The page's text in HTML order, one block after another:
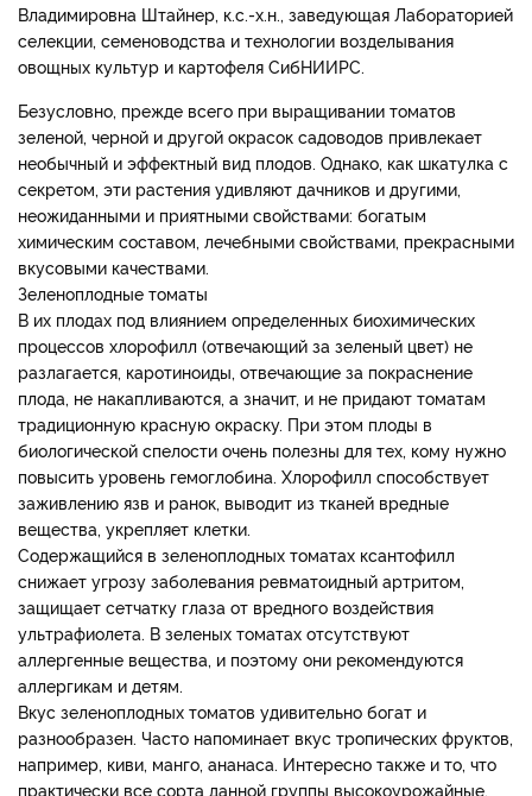
Владимировна Штайнер, к.с.-х.н., заведующая Лабораторией
селекции, семеноводства и технологии возделывания
овощных культур и картофеля СибНИИРС.
Безусловно, прежде всего при выращивании томатов
зеленой, черной и другой окрасок садоводов привлекает
необычный и эффектный вид плодов. Однако, как шкатулка с
секретом, эти растения удивляют дачников и другими,
неожиданными и приятными свойствами: богатым
химическим составом, лечебными свойствами, прекрасными
вкусовыми качествами.
Зеленоплодные томаты
В их плодах под влиянием определенных биохимических
процессов хлорофилл (отвечающий за зеленый цвет) не
разлагается, каротиноиды, отвечающие за покраснение
плода, не накапливаются, а значит, и не придают томатам
традиционную красную окраску. При этом плоды в
биологической спелости очень полезны для тех, кому нужно
повысить уровень гемоглобина. Хлорофилл способствует
заживлению язв и ранок, выводит из тканей вредные
вещества, укрепляет клетки.
Содержащийся в зеленоплодных томатах ксантофилл
снижает угрозу заболевания ревматоидный артритом,
защищает сетчатку глаза от вредного воздействия
ультрафиолета. В зеленых томатах отсутствуют
аллергенные вещества, и поэтому они рекомендуются
аллергикам и детям.
Вкус зеленоплодных томатов удивительно богат и
разнообразен. Часто напоминает вкус тропических фруктов,
например, киви, манго, ананаса. Интересно также и то, что
практически все сорта данной группы высокоурожайные.